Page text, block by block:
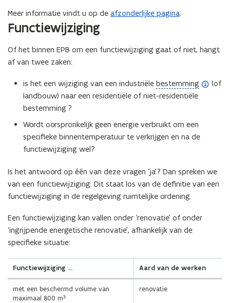
Meer informatie vindt u op de afzonderlijke pagina.
Functiewijziging
Of het binnen EPB om een functiewijziging gaat of niet, hangt
af van twee zaken:
is het een wijziging van een industriële bestemming
(
o
n
d
f
i
n
t
i
(of
landbouw) naar een residentiële of niet-residentiële
bestemming ?
Wordt oorspronkelijk geen energie verbruikt om een
specifieke binnentemperatuur te verkrijgen en na de
functiewijziging wel?
Is het antwoord op één van deze vragen ‘ja’? Dan spreken we
van een functiewijziging. Dit staat los van de definitie van een
functiewijziging in de regelgeving ruimtelijke ordening.
Een functiewijziging kan vallen onder ‘renovatie’ of onder
‘ingrijpende energetische renovatie’, afhankelijk van de
specifieke situatie:
Functiewijziging … Aard van de werken
met een beschermd volume van
maximaal 800 m³
renovatie